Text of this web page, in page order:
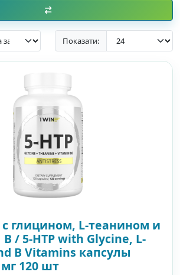
Показати:
с глицином, L-теанином и
/ 5-HTP with Glycine, L-
B Vitamins капсулы
120 шт